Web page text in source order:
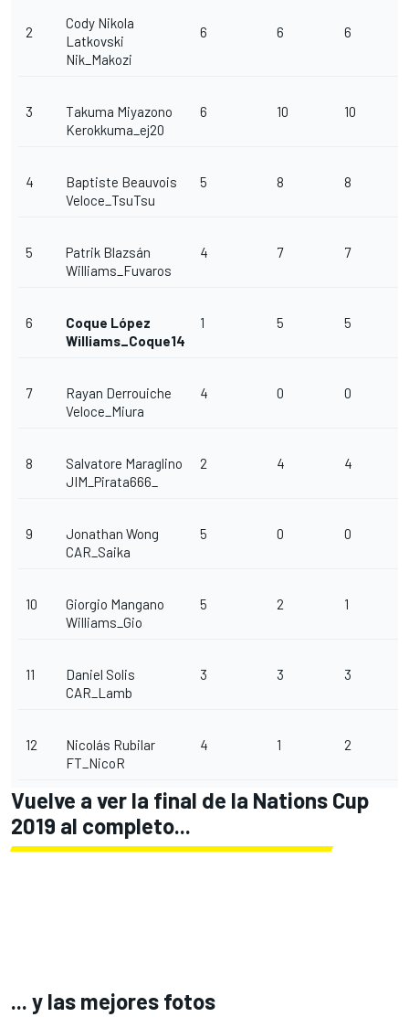
2
Cody Nikola
Latkovski
Nik_Makozi
6 6 6
3
Takuma Miyazono
Kerokkuma_ej20
6 10 10
4
Baptiste Beauvois
Veloce_TsuTsu
5 8 8
5
Patrik Blazsán
Williams_Fuvaros
4 7 7
6
Coque López
Williams_Coque14
1 5 5
7
Rayan Derrouiche
Veloce_Miura
4 0 0
8
Salvatore Maraglino
JIM_Pirata666_
2 4 4
9
Jonathan Wong
CAR_Saika
5 0 0
10
Giorgio Mangano
Williams_Gio
5 2 1
11
Daniel Solis
CAR_Lamb
3 3 3
12
Nicolás Rubilar
FT_NicoR
4 1 2
Vuelve a ver la final de la Nations Cup
2019 al completo...
... y las mejores fotos